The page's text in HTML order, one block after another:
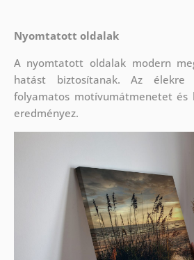
Nyomtatott oldalak
A nyomtatott oldalak modern
hatást biztosítanak. Az élekre
folyamatos motívumátmenetet és
eredményez.